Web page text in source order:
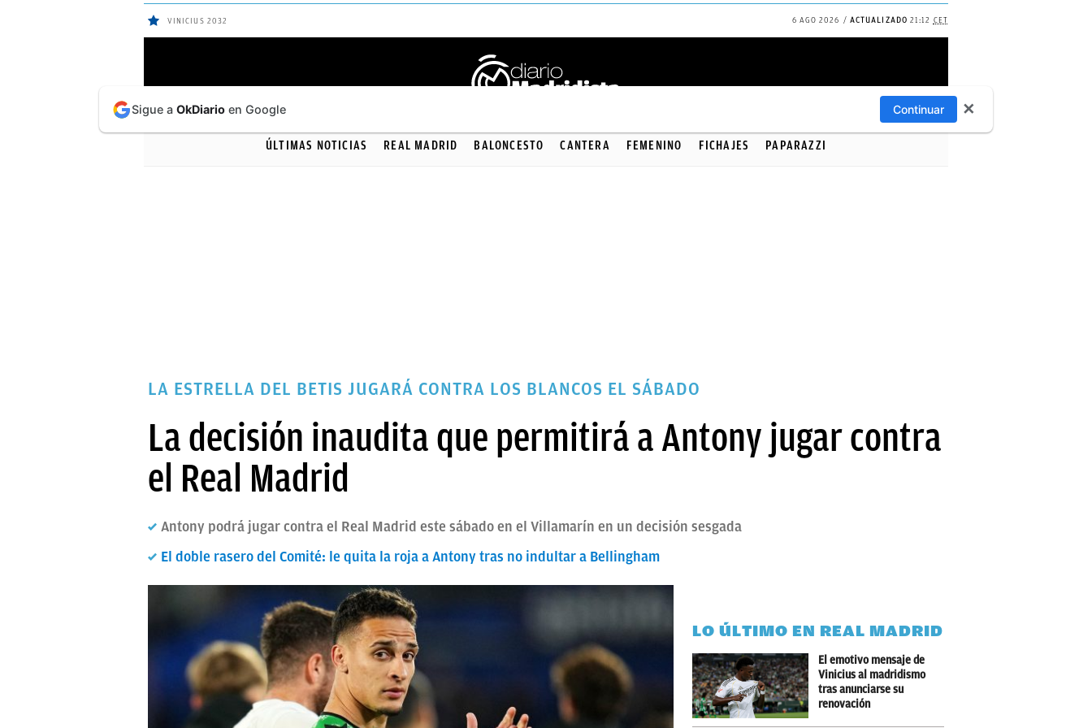
VINICIUS 2032 6 AGO 2026 ACTUALIZADO 21:12 CET
ÚLTIMAS
NOTICIAS
ÚLTIMAS NOTICIAS REAL MADRID BALONCESTO CANTERA FEMENINO FICHAJES PAPARAZZI
LA ESTRELLA DEL BETIS JUGARÁ CONTRA LOS BLANCOS EL SÁBADO
La decisión inaudita que permitirá a Antony jugar contra
el Real Madrid
Antony podrá jugar contra el Real Madrid este sábado en el Villamarín en un decisión sesgada
El doble rasero del Comité: le quita la roja a Antony tras no indultar a Bellingham
LO ÚLTIMO EN REAL MADRID
El emotivo mensaje de
Vinicius al madridismo
tras anunciarse su
renovación
Sigue a OkDiario en Google Continuar ✕